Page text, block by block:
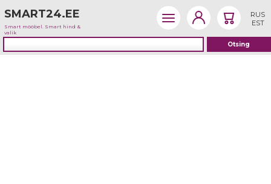
SMART24.EE
Smart mööbel. Smart hind &
valik
RUS
EST